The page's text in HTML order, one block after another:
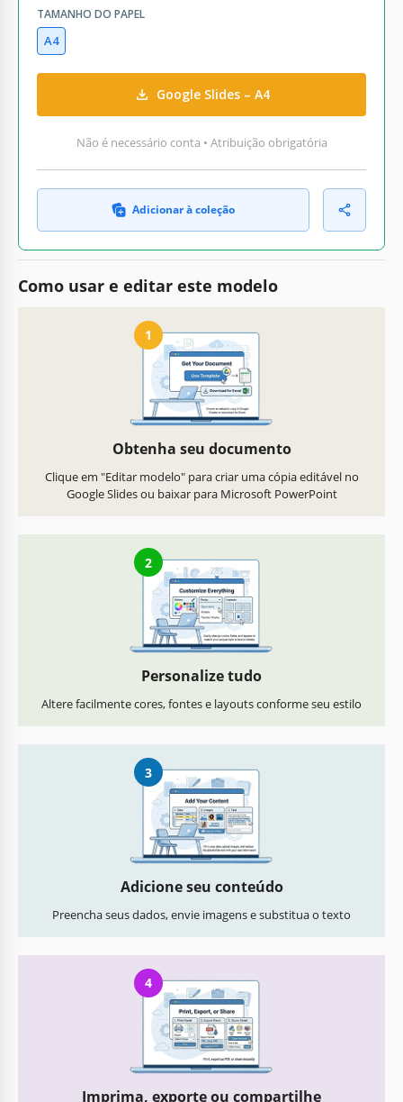
TAMANHO DO PAPEL
A4
Google Slides – A4
Não é necessário conta • Atribuição obrigatória
Adicionar à coleção
Como usar e editar este modelo
1
Obtenha seu documento
Clique em "Editar modelo" para criar uma cópia editável no
Google Slides ou baixar para Microsoft PowerPoint
2
Personalize tudo
Altere facilmente cores, fontes e layouts conforme seu estilo
3
Adicione seu conteúdo
Preencha seus dados, envie imagens e substitua o texto
4
Imprima, exporte ou compartilhe